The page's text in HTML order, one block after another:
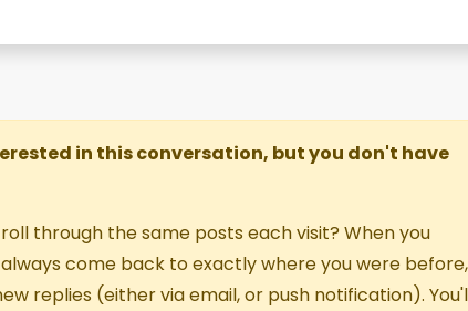
in this conversation, but you don't have
through the same posts each visit? When you
come back to exactly where you were before,
replies (either via email, or push notification).